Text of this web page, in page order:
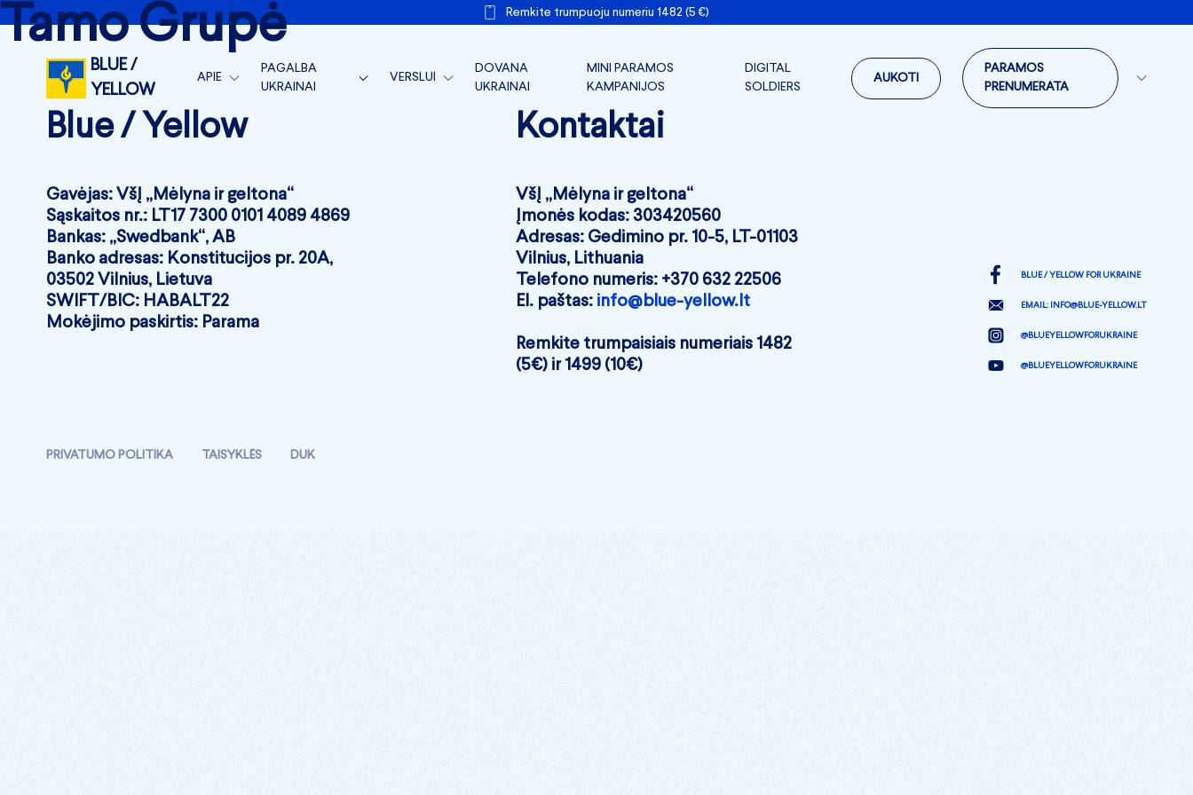
Remkite trumpuoju numeriu 1482 (5 €)
BLUE /
YELLOW
APIE
APIE MUS
RĖMĖJAI
SUSISIEKITE
PAGALBA
UKRAINAI
MĖNESIO ATASKAITOS
METINĖS ATASKAITOS IR DOKUMENTAI
SKIRTI 1.2 %
VERSLUI
DOVANA
UKRAINAI
MINI PARAMOS
KAMPANIJOS
DIGITAL
SOLDIERS
AUKOTI
PARAMOS
PRENUMERATA
Tamo Grupė
Blue / Yellow
Gavėjas: VšĮ „Mėlyna ir geltona“
Sąskaitos nr.: LT17 7300 0101 4089 4869
Bankas: „Swedbank“, AB
Banko adresas: Konstitucijos pr. 20A,
03502 Vilnius, Lietuva
SWIFT/BIC: HABALT22
Mokėjimo paskirtis: Parama
Kontaktai
VšĮ „Mėlyna ir geltona“
Įmonės kodas: 303420560
Adresas: Gedimino pr. 10-5, LT-01103
Vilnius, Lithuania
Telefono numeris: +370 632 22506
El. paštas: info@blue-yellow.lt
Remkite trumpaisiais numeriais 1482
(5€) ir 1499 (10€)
BLUE / YELLOW FOR UKRAINE
EMAIL: INFO@BLUE-YELLOW.LT
@BLUEYELLOWFORUKRAINE
@BLUEYELLOWFORUKRAINE
PRIVATUMO POLITIKA TAISYKLĖS DUK